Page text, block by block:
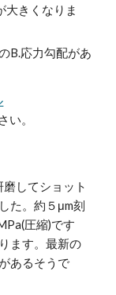
大きくなりま
B.応力勾配があ
い。
してショット
た。約５μm刻
圧縮)です
ます。最新の
あるそうで